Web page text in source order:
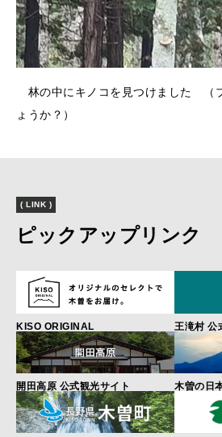
林の中にキノコを見つけました （
ょうか？）
( LINK )
ピックアップリンク
KISO ORIGINAL 王滝村 公
開田高原 公式観光サイト 木曽の日